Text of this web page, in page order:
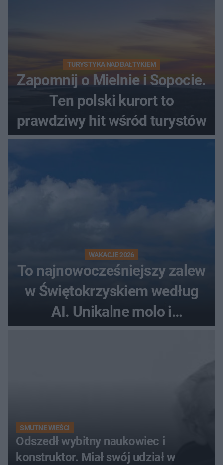
TURYSTYKA NAD BAŁTYKIEM
Zapomnij o Mielnie i Sopocie.
Ten polski kurort to
prawdziwy hit wśród turystów
WAKACJE 2026
To najnowocześniejszy zalew
w Świętokrzyskiem według
AI. Unikalne molo i
SMUTNE WIEŚCI
Odszedł wybitny naukowiec i
konstruktor. Miał swój udział w